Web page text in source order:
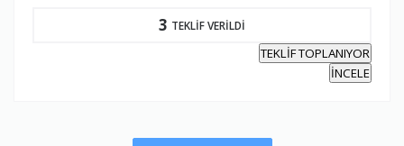
3 TEKLİF VERİLDİ
TEKLİF TOPLANIYOR
İNCELE